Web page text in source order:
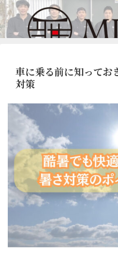
車に乗る前に知ってお
対策